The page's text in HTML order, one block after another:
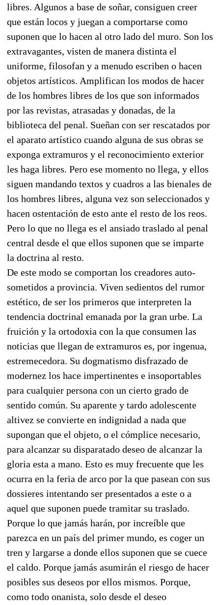
libres. Algunos a base de soñar, consiguen creer
que están locos y juegan a comportarse como
suponen que lo hacen al otro lado del muro. Son los
extravagantes, visten de manera distinta el
uniforme, filosofan y a menudo escriben o hacen
objetos artísticos. Amplifican los modos de hacer
de los hombres libres de los que son informados
por las revistas, atrasadas y donadas, de la
biblioteca del penal. Sueñan con ser rescatados por
el aparato artístico cuando alguna de sus obras se
exponga extramuros y el reconocimiento exterior
les haga libres. Pero ese momento no llega, y ellos
siguen mandando textos y cuadros a las bienales de
los hombres libres, alguna vez son seleccionados y
hacen ostentación de esto ante el resto de los reos.
Pero lo que no llega es el ansiado traslado al penal
central desde el que ellos suponen que se imparte
la doctrina al resto.
De este modo se comportan los creadores auto-
sometidos a provincia. Viven sedientos del rumor
estético, de ser los primeros que interpreten la
tendencia doctrinal emanada por la gran urbe. La
fruición y la ortodoxia con la que consumen las
noticias que llegan de extramuros es, por ingenua,
estremecedora. Su dogmatismo disfrazado de
modernez los hace impertinentes e insoportables
para cualquier persona con un cierto grado de
sentido común. Su aparente y tardo adolescente
altivez se convierte en indignidad a nada que
supongan que el objeto, o el cómplice necesario,
para alcanzar su disparatado deseo de alcanzar la
gloria esta a mano. Esto es muy frecuente que les
ocurra en la feria de arco por la que pasean con sus
dossieres intentando ser presentados a este o a
aquel que suponen puede tramitar su traslado.
Porque lo que jamás harán, por increíble que
parezca en un país del primer mundo, es coger un
tren y largarse a donde ellos suponen que se cuece
el caldo. Porque jamás asumirán el riesgo de hacer
posibles sus deseos por ellos mismos. Porque,
como todo onanista, solo desde el deseo